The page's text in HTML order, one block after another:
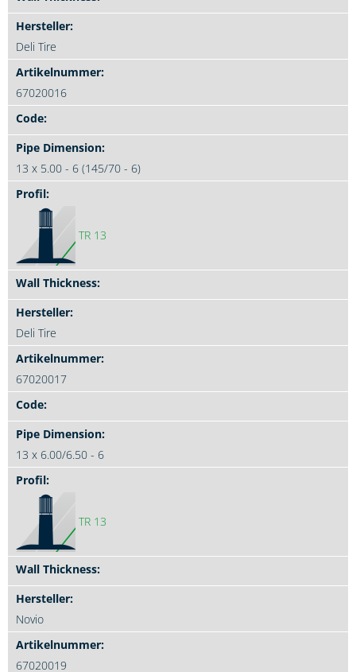
Deli Tire
67020016
13 x 5.00 - 6 (145/70 - 6)
TR 13
Deli Tire
67020017
13 x 6.00/6.50 - 6
TR 13
Novio
67020019